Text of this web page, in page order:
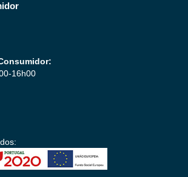
16h00